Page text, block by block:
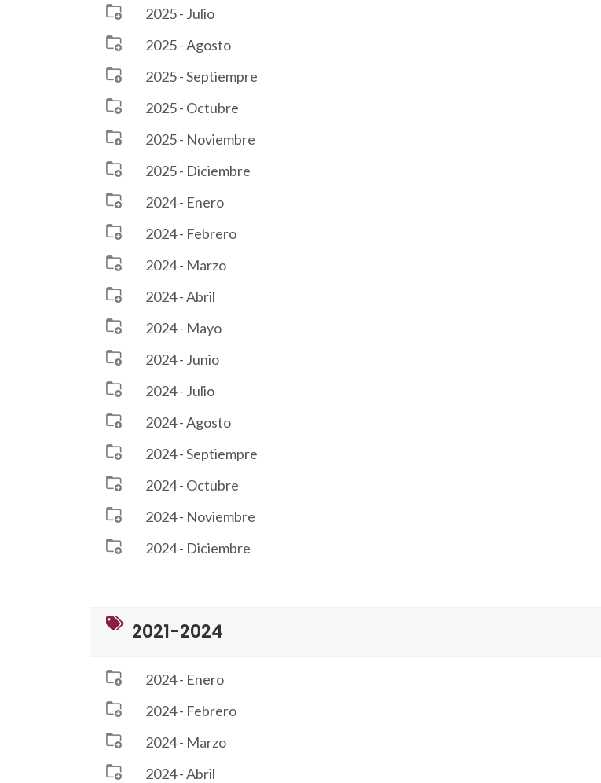
2025 - Julio
2025 - Agosto
2025 - Septiempre
2025 - Octubre
2025 - Noviembre
2025 - Diciembre
2024 - Enero
2024 - Febrero
2024 - Marzo
2024 - Abril
2024 - Mayo
2024 - Junio
2024 - Julio
2024 - Agosto
2024 - Septiempre
2024 - Octubre
2024 - Noviembre
2024 - Diciembre
2021-2024
2024 - Enero
2024 - Febrero
2024 - Marzo
2024 - Abril